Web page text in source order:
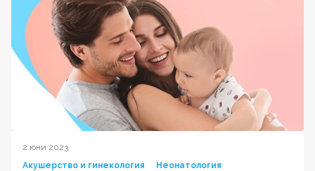
2 юни 2023
Акушерство и гинекология
Неонатология